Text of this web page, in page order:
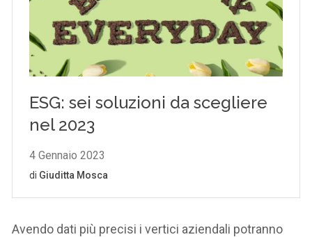
Avendo dati più precisi i vertici aziendali potranno